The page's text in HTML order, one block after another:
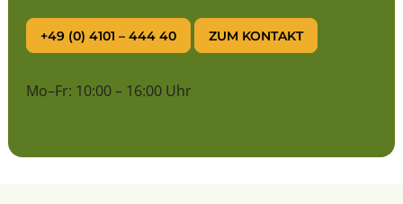
+49 (0) 4101 – 444 40 ZUM KONTAKT
Mo–Fr: 10:00 – 16:00 Uhr